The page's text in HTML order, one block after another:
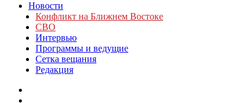
Новости
Конфликт на Ближнем Востоке
СВО
Интервью
Программы и ведущие
Сетка вещания
Редакция